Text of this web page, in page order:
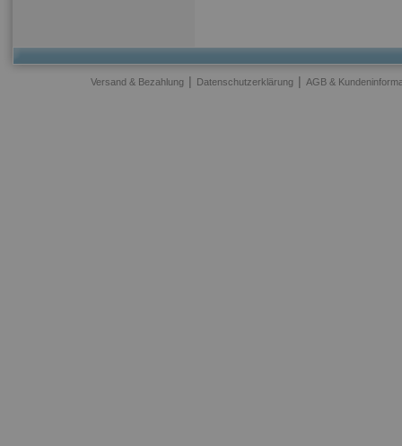
Versand & Bezahlung | Datenschutzerklärung | AGB &